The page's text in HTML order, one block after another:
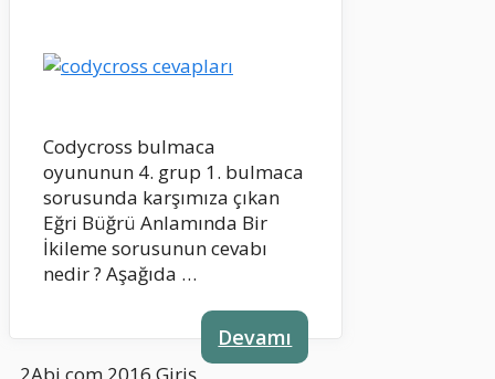
Codycross bulmaca
oyununun 4. grup 1. bulmaca
sorusunda karşımıza çıkan
Eğri Büğrü Anlamında Bir
İkileme sorusunun cevabı
nedir ? Aşağıda …
Devamı
2Abi.com 2016 Giriş